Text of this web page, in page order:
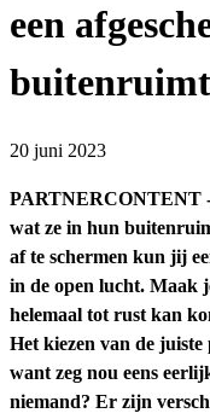
een
20 juni 2023
PARTNERCONTENT -
wat ze in hun
af te schermen kun jij
in de open lucht. Maak
helemaal tot rust kan
Het kiezen van de
want zeg nou eens
niemand? Er zijn